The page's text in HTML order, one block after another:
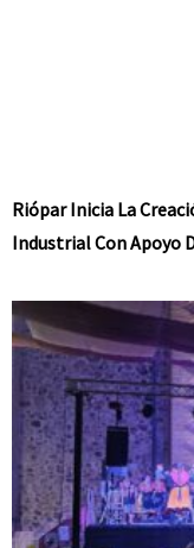
Riópar Inicia La
Industrial Con Apoyo